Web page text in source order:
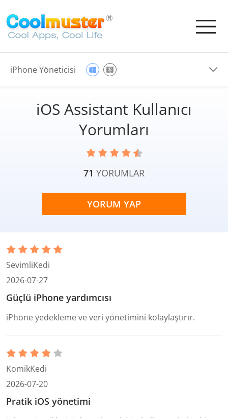
iPhone Yöneticisi
iOS Assistant Kullanıcı
Yorumları
71 YORUMLAR
YORUM YAP
SevimliKedi
2026-07-27
Güçlü iPhone yardımcısı
iPhone yedekleme ve veri yönetimini kolaylaştırır.
KomikKedi
2026-07-20
Pratik iOS yönetimi